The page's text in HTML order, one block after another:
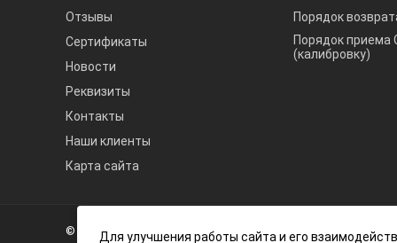
Отзывы
Сертификаты
Новости
Реквизиты
Контакты
Наши клиенты
Карта сайта
Порядок
Порядок приема
(калибровку)
Нагорный© 2026 А3 Инжиниринг Обращаем Ваше внимание на то, что
Для улучшения работы сайта и его